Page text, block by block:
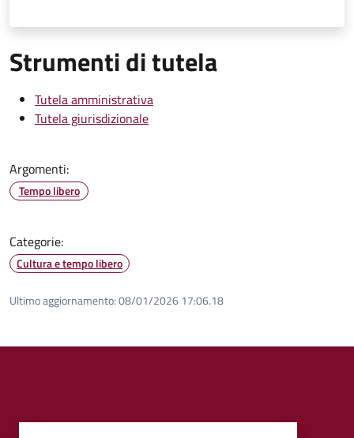
Strumenti di tutela
Tutela amministrativa
Tutela giurisdizionale
Argomenti:
Tempo libero
Categorie:
Cultura e tempo libero
Ultimo aggiornamento:08/01/2026 17:06.18